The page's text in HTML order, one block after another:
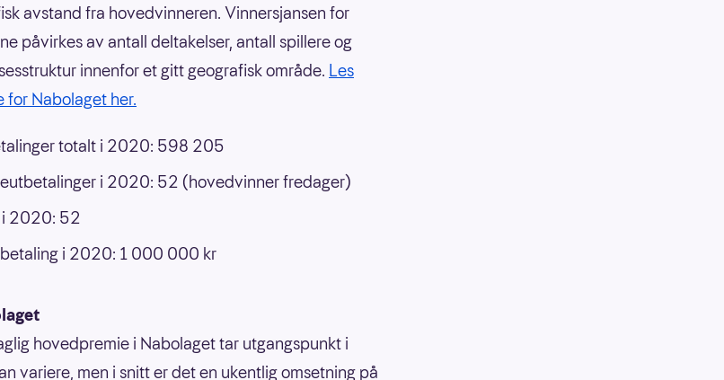
avstand fra hovedvinneren. Vinnersjansen for
påvirkes av antall deltakelser, antall spillere og
innenfor et gitt geografisk område. Les
for Nabolaget her.
totalt i 2020: 598 205
i 2020: 52 (hovedvinner fredager)
2020: 52
i 2020: 1 000 000 kr
hovedpremie i Nabolaget tar utgangspunkt i
variere, men i snitt er det en ukentlig omsetning på